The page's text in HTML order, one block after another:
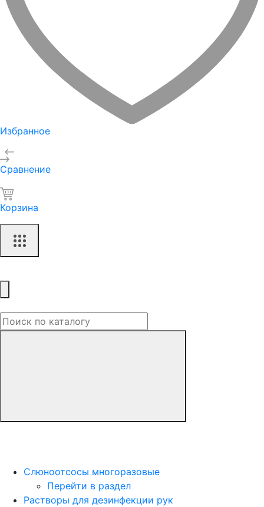
Избранное
Сравнение
Корзина
Слюноотсосы многоразовые
Перейти в раздел
Растворы для дезинфекции рук